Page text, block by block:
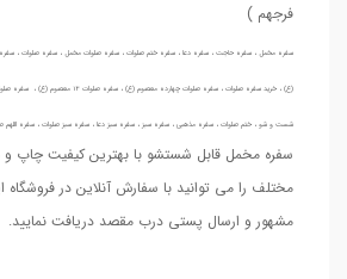
فرجهم )
سفره مخمل ، سفره حاجت ، سفره دعا ، سفره ختم صلوات ، سفره صلوات مخمل ، سفره صلوات ، سفره
(ع) ، خرید سفره صلوات ، سفره صلوات چهارده
شست و شو ، ختم صلوات ، سفره مذهبی ، سفره سبز ، سفره سبز دعا ، سفره سبز صلوات ، سفره
سفره مخمل قابل شستشو با بهترین کیفیت چاپ
مختلف را می توانید با سفارش آنلاین در فروشگاه
مشهور و ارسال پستی درب مقصد دریافت نمایید.